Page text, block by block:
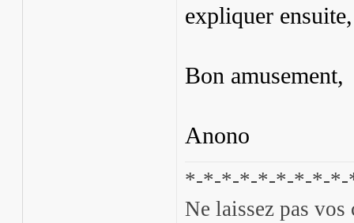
expliquer
Bon amusement,
Anono
*-*-*-*-*-*-*-*-
Ne laissez pas